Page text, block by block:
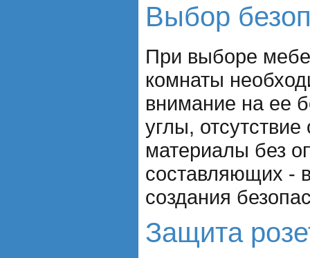
Выбор
При выборе
комнаты
внимание на ее
углы,
материалы без
составляющих -
создания
Защита